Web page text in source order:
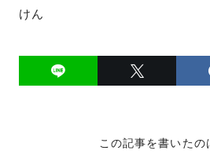
けん
この記事を書いたの